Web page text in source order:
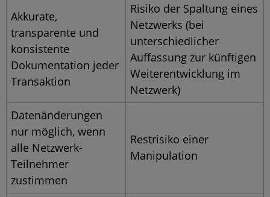
Akkurate,
transparente und
konsistente
Dokumentation jeder
Transaktion
Risiko der Spaltung eines
Netzwerks (bei
unterschiedlicher
Auffassung zur künftigen
Weiterentwicklung im
Netzwerk)
Datenänderungen
nur möglich, wenn
alle Netzwerk-
Teilnehmer
zustimmen
Restrisiko einer
Manipulation